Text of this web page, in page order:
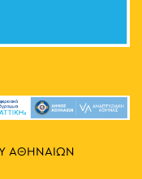
ΑΘΗΝΑΙΩΝ